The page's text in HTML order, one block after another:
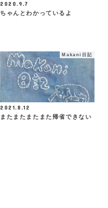
2020.9.7
ちゃんとわかっているよ
Makani日記
2021.8.12
またまたまたまた帰省できない